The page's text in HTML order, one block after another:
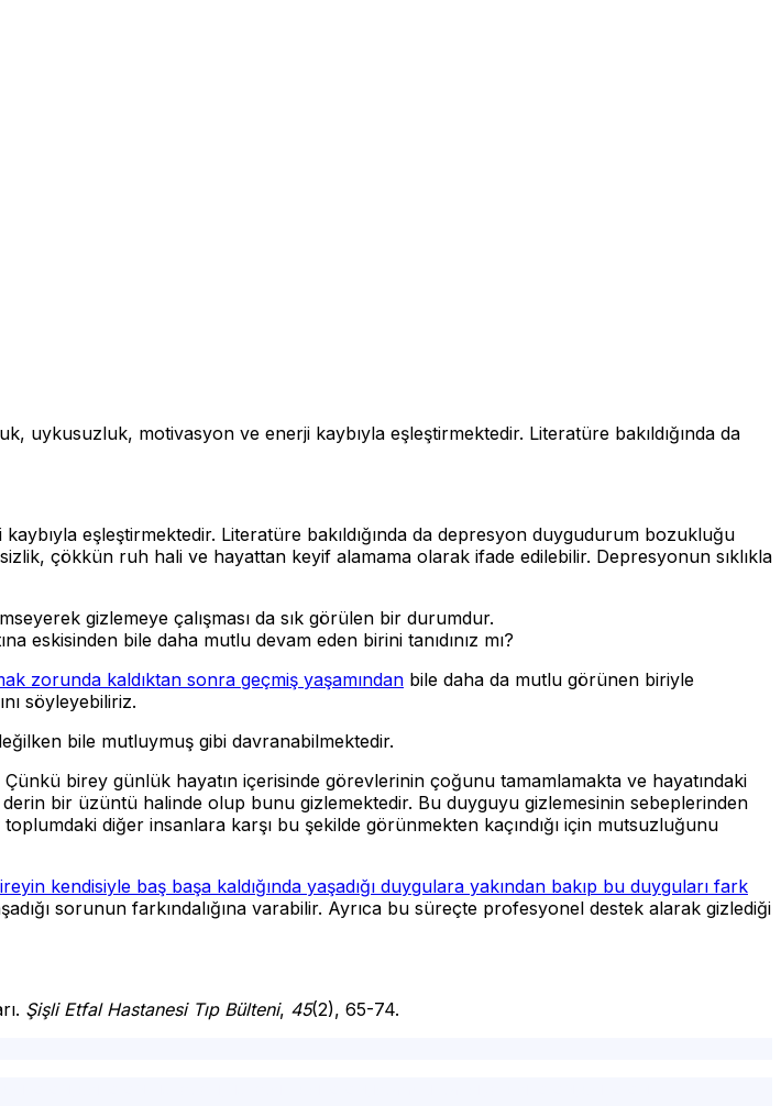
uykusuzluk, motivasyon ve enerji kaybıyla eşleştirmektedir. Literatüre bakıldığında da
eşleştirmektedir. Literatüre bakıldığında da depresyon duygudurum bozukluğu
çökkün ruh hali ve hayattan keyif alamama olarak ifade edilebilir. Depresyonun sıklıkla
gizlemeye çalışması da sık görülen bir durumdur.
eskisinden bile daha mutlu devam eden birini tanıdınız mı?
zorunda kaldıktan sonra geçmiş yaşamından bile daha da mutlu görünen biriyle
söyleyebiliriz.
bile mutluymuş gibi davranabilmektedir.
birey günlük hayatın içerisinde görevlerinin çoğunu tamamlamakta ve hayatındaki
bir üzüntü halinde olup bunu gizlemektedir. Bu duyguyu gizlemesinin sebeplerinden
diğer insanlara karşı bu şekilde görünmekten kaçındığı için mutsuzluğunu
kendisiyle baş başa kaldığında yaşadığı duygulara yakından bakıp bu duyguları fark
sorunun farkındalığına varabilir. Ayrıca bu süreçte profesyonel destek alarak gizlediği
Şişli Etfal Hastanesi Tıp Bülteni, 45(2), 65-74.